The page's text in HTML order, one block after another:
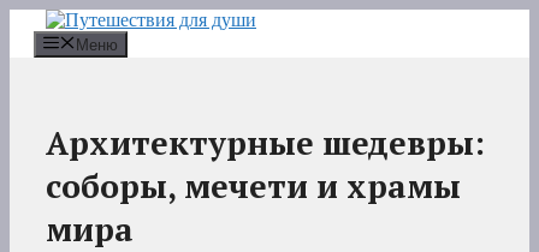
Перейти
содержимому
Меню
Архитектурные шедевры:
соборы, мечети и храмы
мира